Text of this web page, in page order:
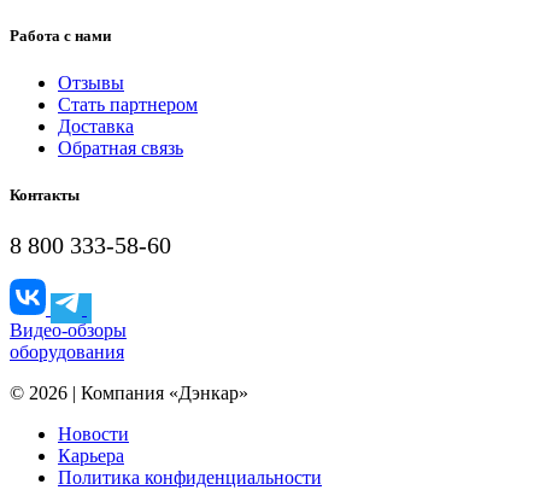
Работа с нами
Отзывы
Стать партнером
Доставка
Обратная связь
Контакты
8 800 333-58-60
Видео-обзоры
оборудования
© 2026 | Компания «Дэнкар»
Новости
Карьера
Политика конфиденциальности